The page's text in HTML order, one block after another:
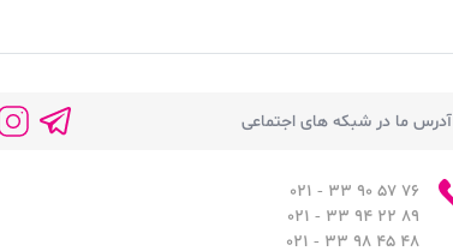
آدرس ما در شبکه های اجتماعی
76 57 90 33 - 021
89 22 94 33 - 021
48 45 98 33 - 021